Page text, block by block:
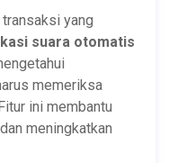
yang
suara otomatis
memeriksa
ini membantu
meningkatkan